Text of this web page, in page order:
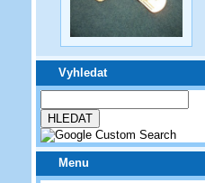
Vyhledat
Menu